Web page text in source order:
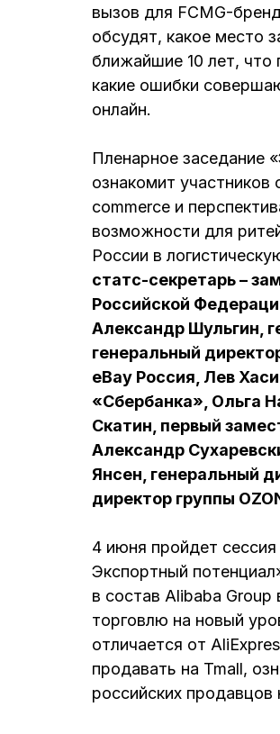
вызов для FCMG-
обсудят, какое место
ближайшие 10 лет, что
какие ошибки
онлайн.
Пленарное заседание
ознакомит
commerce и
возможности для
России в
статс-секретарь –
Российской
Александр Шульгин,
генеральный
eBay Россия, Лев
«Сбербанка», Ольга
Скатин, первый
Александр
Янсен, генеральный
директор группы
4 июня пройдет
Экспортный
в состав Alibaba
торговлю на новый
отличается от
продавать на Tmall,
российских